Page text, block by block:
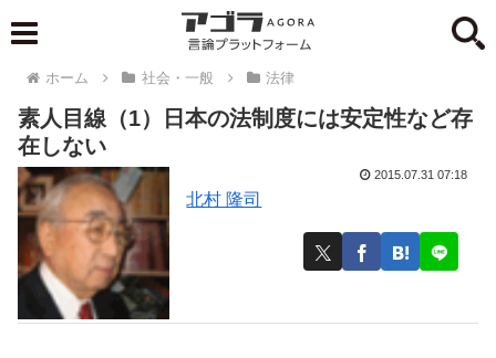
ホーム 社会・一般 法律
素人目線（1）日本の法制度には安定性など存
在しない
北村 隆司
2015.07.31 07:18